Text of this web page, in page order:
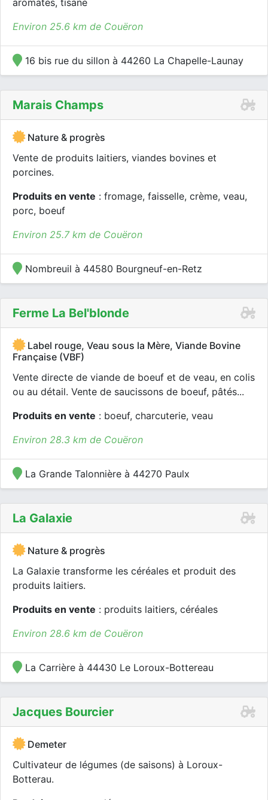
aromates, tisane
Environ 25.6 km de Couëron
16 bis rue du sillon à 44260 La Chapelle-Launay
Marais Champs
Nature & progrès
Vente de produits laitiers, viandes bovines et
porcines.
Produits en vente : fromage, faisselle, crème, veau,
porc, boeuf
Environ 25.7 km de Couëron
Nombreuil à 44580 Bourgneuf-en-Retz
Ferme La Bel'blonde
Label rouge, Veau sous la Mère, Viande Bovine
Française (VBF)
Vente directe de viande de boeuf et de veau, en colis
ou au détail. Vente de saucissons de boeuf, pâtés...
Produits en vente : boeuf, charcuterie, veau
Environ 28.3 km de Couëron
La Grande Talonnière à 44270 Paulx
La Galaxie
Nature & progrès
La Galaxie transforme les céréales et produit des
produits laitiers.
Produits en vente : produits laitiers, céréales
Environ 28.6 km de Couëron
La Carrière à 44430 Le Loroux-Bottereau
Jacques Bourcier
Demeter
Cultivateur de légumes (de saisons) à Loroux-
Botterau.